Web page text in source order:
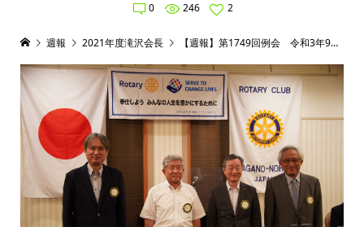
0
246 2
週報 2021年度滝沢会長 【週報】第1749回例会 令和3年9月16日